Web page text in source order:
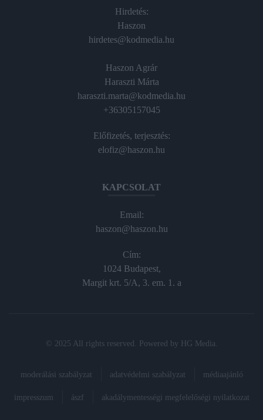
Hirdetés:
Haszon
hirdetes@kodmedia.hu
Haszon Agrár
Haraszti Márta
haraszti.marta@kodmedia.hu
+36305157045
Előfizetés, terjesztés:
elofiz@haszon.hu
KAPCSOLAT
Email:
haszon@haszon.hu
Cím:
1024 Budapest,
Margit krt. 5/A, 3. em. 1. a
© 2025 All rights reserved. Powered by HG Media
moderálási szabályzat adatvédelmi szabályzat médiaajánló
impresszum ászf akadálymentességi megfelelőségi nyilatkozat